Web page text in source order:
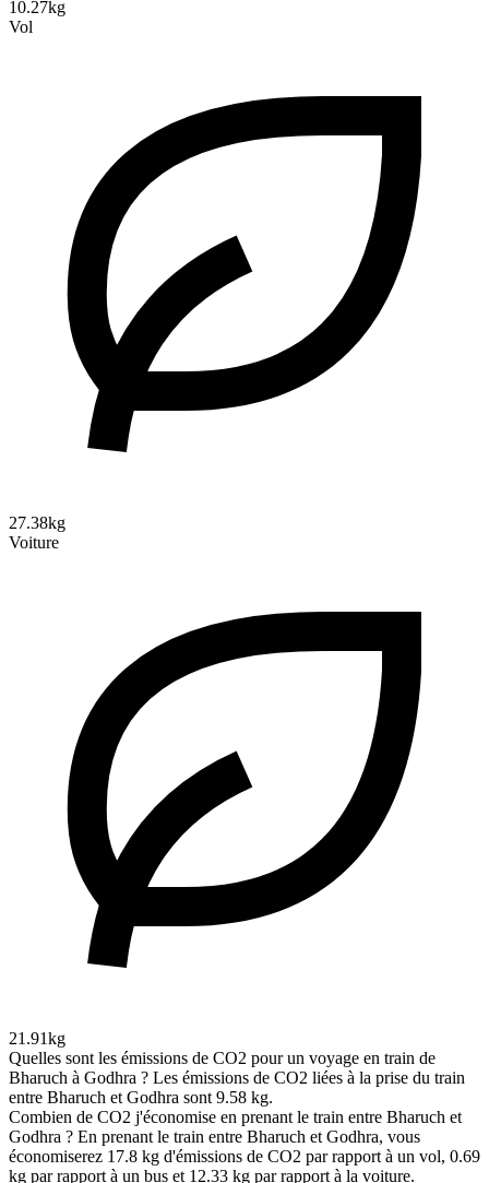
10.27kg
Vol
27.38kg
Voiture
21.91kg
Quelles sont les émissions de CO2 pour un voyage en train de
Bharuch à Godhra ? Les émissions de CO2 liées à la prise du train
entre Bharuch et Godhra sont 9.58 kg.
Combien de CO2 j'économise en prenant le train entre Bharuch et
Godhra ? En prenant le train entre Bharuch et Godhra, vous
économiserez 17.8 kg d'émissions de CO2 par rapport à un vol, 0.69
kg par rapport à un bus et 12.33 kg par rapport à la voiture.